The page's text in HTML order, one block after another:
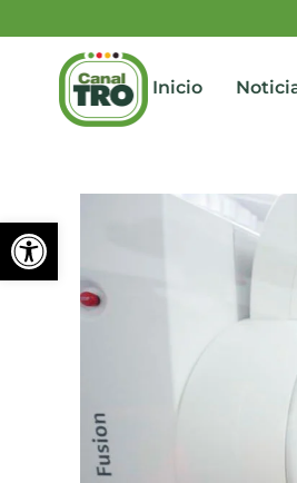
Abrir barra de
Inicio